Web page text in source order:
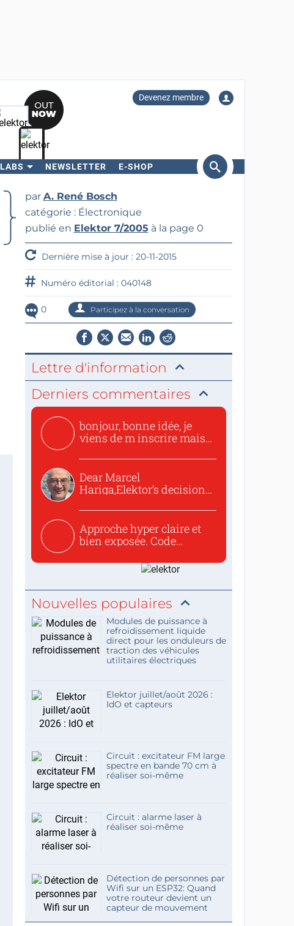
Devenez membre
LABS NEWSLETTER E-SHOP
Rechercher
par A. René Bosch
catégorie : Électronique
publié en Elektor 7/2005 à la page 0
Dernière mise à jour : 20-11-2015
Numéro éditorial : 040148
0 Participez à la conversation
Lettre d'information
Derniers commentaires
bonjour, bonne idée, je
viens de m inscrire mais
Dear Marcel
Hariga,Elektor’s decision
Approche hyper claire et
bien exposée. Code
Nouvelles populaires
Modules de puissance à
refroidissement liquide
direct pour les onduleurs de
traction des véhicules
utilitaires électriques
Elektor juillet/août 2026 :
IdO et capteurs
Circuit : excitateur FM large
spectre en bande 70 cm à
réaliser soi-même
Circuit : alarme laser à
réaliser soi-même
Détection de personnes par
Wifi sur un ESP32: Quand
votre routeur devient un
capteur de mouvement